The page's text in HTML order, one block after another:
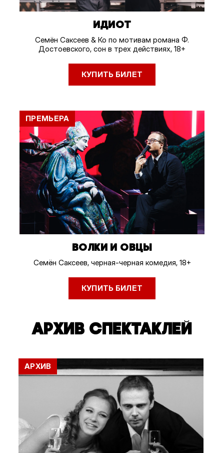
ИДИОТ
Семён Саксеев & Ко по мотивам романа Ф.
Достоевского, сон в трех действиях, 18+
КУПИТЬ БИЛЕТ
ПРЕМЬЕРА
ВОЛКИ И ОВЦЫ
Семён Саксеев, черная-черная комедия, 18+
КУПИТЬ БИЛЕТ
АРХИВ СПЕКТАКЛЕЙ
АРХИВ